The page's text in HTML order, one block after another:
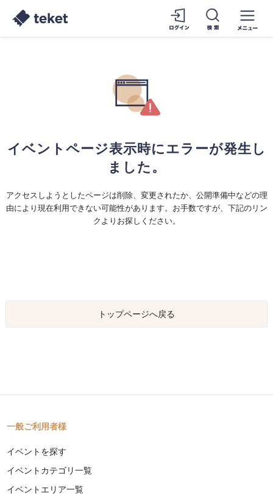
イベントページ表示時にエラーが発生し
ました。
アクセスしようとしたページは削除、変更されたか、公開準備中などの理
由により現在利用できない可能性があります。お手数ですが、下記のリン
クよりお探しください。
トップページへ戻る
一般ご利用者様
イベントを探す
イベントカテゴリ一覧
イベントエリア一覧